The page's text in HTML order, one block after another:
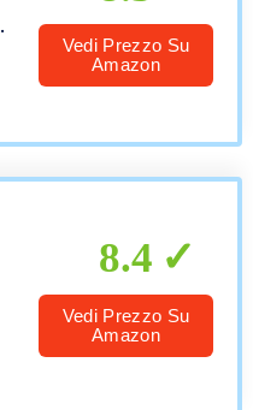
Vedi Prezzo Su
Amazon
8.4
Vedi Prezzo Su
Amazon